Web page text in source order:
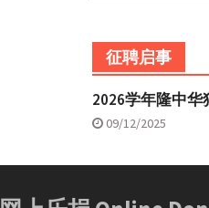
征聘启事
2026学年隆中
09/12/2025